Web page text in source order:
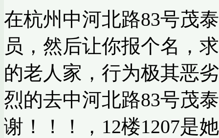
在杭州 中河北路83号茂泰
员，然后让你报个名，
的老人家，行为极其恶
烈的去中河北路83号茂泰
谢！！！，12楼1207是